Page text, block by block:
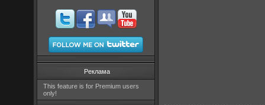
Реклама
This feature is for Premium users
only!